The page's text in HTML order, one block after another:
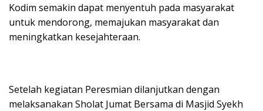
Kodim semakin dapat menyentuh pada masyarakat
untuk mendorong, memajukan masyarakat dan
meningkatkan kesejahteraan.
Setelah kegiatan Peresmian dilanjutkan dengan
melaksanakan Sholat Jumat Bersama di Masjid Syekh